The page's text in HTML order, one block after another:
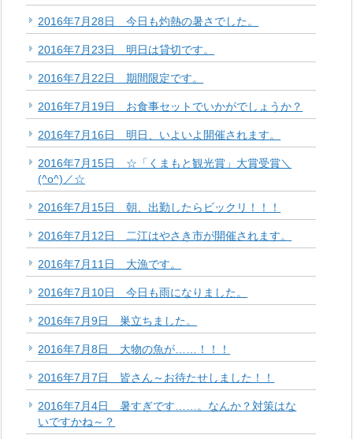
2016年7月28日 今日も灼熱の暑さでした。
2016年7月23日 明日は貸切です。
2016年7月22日 期間限定です。
2016年7月19日 お食事セットでいかがでしょうか？
2016年7月16日 明日、いよいよ開催されます。
2016年7月15日 ☆「くまもと観光賞」大賞受賞＼
(^o^)／☆
2016年7月15日 朝、出勤したらビックリ！！！
2016年7月12日 二江はやさき市が開催されます。
2016年7月11日 大漁です。
2016年7月10日 今日も雨になりました。
2016年7月9日 巣立ちました。
2016年7月8日 大物の魚が……！！！
2016年7月7日 皆さん～お待たせしました！！
2016年7月4日 暑すぎです……。なんか？対策はな
いですかね～？